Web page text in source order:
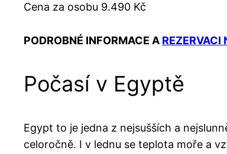
Cena za osobu 9.490 Kč
PODROBNÉ INFORMACE A REZERVACI
Počasí v Egyptě
Egypt to je jedna z nejsušších a
celoročně. I v lednu se teplota moře a